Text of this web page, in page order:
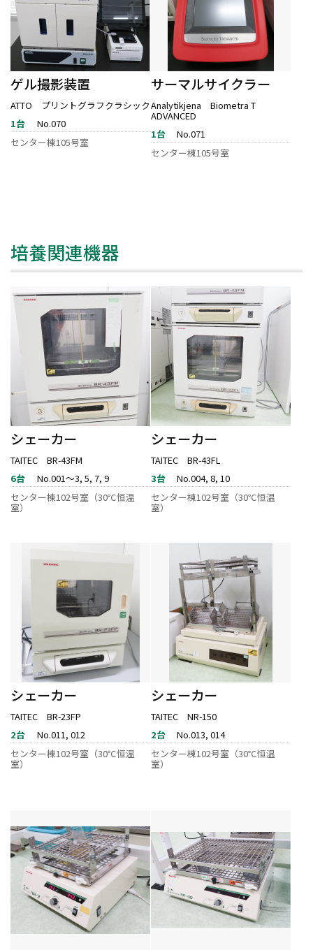
ゲル撮影装置
ATTO プリントグラフクラシック
1台
No.070
センター棟105号室
サーマルサイクラー
Analytikjena Biometra T
ADVANCED
1台
No.071
センター棟105号室
培養関連機器
シェーカー
TAITEC BR-43FM
6台
No.001～3, 5, 7, 9
センター棟102号室（30℃恒温
室）
シェーカー
TAITEC BR-43FL
3台
No.004, 8, 10
センター棟102号室（30℃恒温
室）
シェーカー
TAITEC BR-23FP
2台
No.011, 012
センター棟102号室（30℃恒温
室）
シェーカー
TAITEC NR-150
2台
No.013, 014
センター棟102号室（30℃恒温
室）